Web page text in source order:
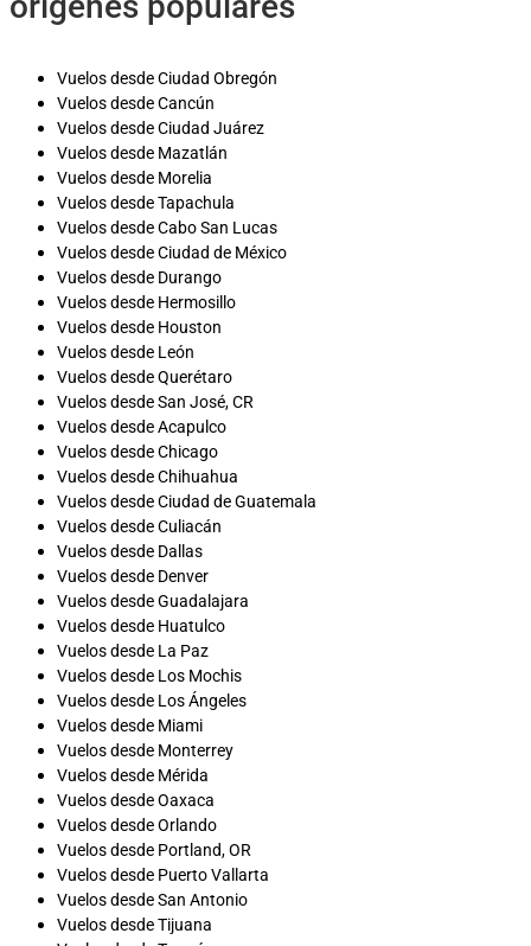
Vuelos desde Ciudad Obregón
Vuelos desde Cancún
Vuelos desde Ciudad Juárez
Vuelos desde Mazatlán
Vuelos desde Morelia
Vuelos desde Tapachula
Vuelos desde Cabo San Lucas
Vuelos desde Ciudad de México
Vuelos desde Durango
Vuelos desde Hermosillo
Vuelos desde Houston
Vuelos desde León
Vuelos desde Querétaro
Vuelos desde San José, CR
Vuelos desde Acapulco
Vuelos desde Chicago
Vuelos desde Chihuahua
Vuelos desde Ciudad de Guatemala
Vuelos desde Culiacán
Vuelos desde Dallas
Vuelos desde Denver
Vuelos desde Guadalajara
Vuelos desde Huatulco
Vuelos desde La Paz
Vuelos desde Los Mochis
Vuelos desde Los Ángeles
Vuelos desde Miami
Vuelos desde Monterrey
Vuelos desde Mérida
Vuelos desde Oaxaca
Vuelos desde Orlando
Vuelos desde Portland, OR
Vuelos desde Puerto Vallarta
Vuelos desde San Antonio
Vuelos desde Tijuana